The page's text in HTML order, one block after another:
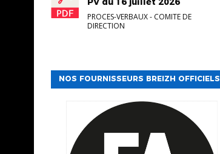
PROCES-VERBAUX- COMITE DE
DIRECTION
NOS FOURNISSEURS BREIZH OFFICIELS